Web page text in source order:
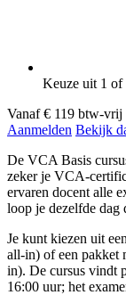
Keuze uit 1 of
Vanaf € 119 btw-vrij
Aanmelden Bekijk
De VCA Basis
zeker je VCA-
ervaren docent alle
loop je dezelfde dag
Je kunt kiezen uit
all-in) of een pakket
in). De cursus vindt
16:00 uur; het